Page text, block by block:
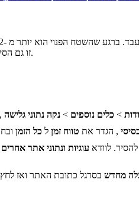
זו גם הסיבה שניקוי מטמון הדיסק ועוגיות יעבדו.
> כלים נוספים > נקה נתוני גלישה
, הגדר את טווח זמן ל כל הזמן
לוודא עוגיות ונתוני אתר אחרים
מחדש בסרגל כתובת האתר ואז לחץ